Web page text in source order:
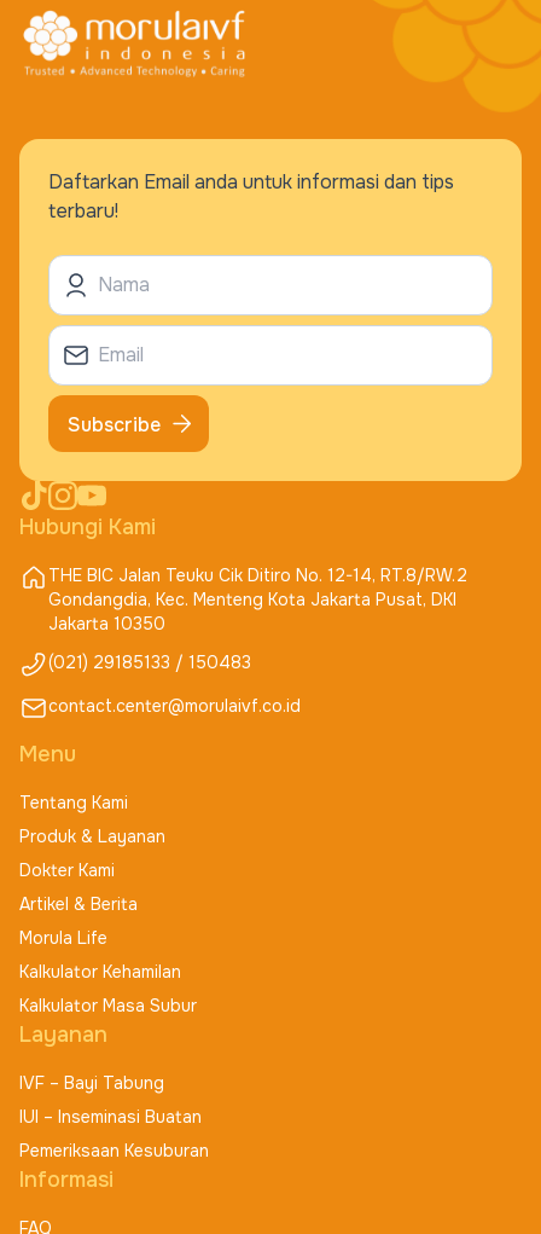
Hubungi Kami
THE BIC Jalan Teuku Cik Ditiro No. 12-14, RT.8/RW.2
Gondangdia, Kec. Menteng Kota Jakarta Pusat, DKI
Jakarta 10350
(021) 29185133 / 150483
contact.center@morulaivf.co.id
Menu
Tentang Kami
Produk & Layanan
Dokter Kami
Artikel & Berita
Morula Life
Kalkulator Kehamilan
Kalkulator Masa Subur
Layanan
IVF – Bayi Tabung
IUI – Inseminasi Buatan
Pemeriksaan Kesuburan
Informasi
FAQ
Daftarkan Email anda untuk informasi dan tips
terbaru!
Subscribe